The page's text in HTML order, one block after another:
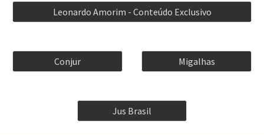
Leonardo Amorim - Conteúdo Exclusivo
Conjur Migalhas
Jus Brasil